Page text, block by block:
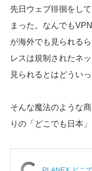
先日ウェブ徘徊をし
まった。なんでも
が海外でも見られる
レスは規制されたネ
見られるとはどうい
そんな魔法のような
りの「どこでも日本